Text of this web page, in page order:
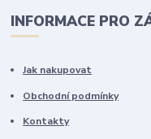
INFORMACE PRO
Jak nakupovat
Obchodní podmínky
Kontakty